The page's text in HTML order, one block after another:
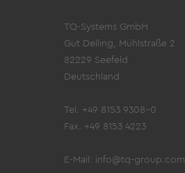
TQ-Systems GmbH
Gut Delling, Mühlstraße 2
82229 Seefeld
Deutschland
Tel. +49 8153 9308-0
Fax. +49 8153 4223
E-Mail: info@tq-group.com